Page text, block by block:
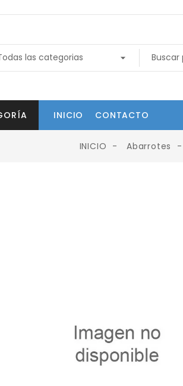
INICIO CONTACTO
INICIO Abarrotes